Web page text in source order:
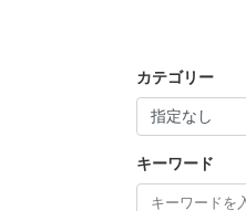
カテゴリー
キーワード